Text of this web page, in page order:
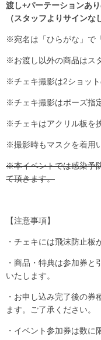
渡し+パーテーションあ
（スタッフよりサインな
※宛名は「ひらがな」で
※お渡し以外の商品はス
※チェキ撮影は2ショット
※チェキ撮影はポーズ指
※チェキはアクリル板を
※撮影時もマスクを着用
※本イベントでは感染予
て頂きます。
【注意事項】
・チェキには飛沫防止板
・商品・特典は参加券
いたします。
・お申し込み完了後の
ます。ご了承ください。
・イベント参加券は数に